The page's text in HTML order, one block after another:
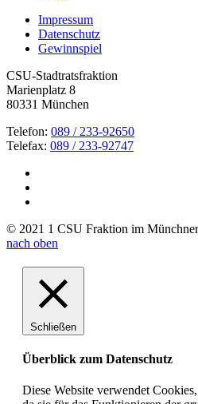
Impressum
Datenschutz
Gewinnspiel
CSU-Stadtratsfraktion
Marienplatz 8
80331 München
Telefon: 089 / 233-92650
Telefax: 089 / 233-92747
© 2021 1 CSU Fraktion im
nach oben
Schließen
Überblick zum Datenschutz
Diese Website verwendet